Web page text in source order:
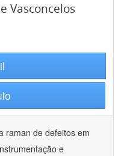
Vasconcelos
raman de defeitos em
e